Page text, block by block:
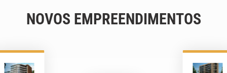
NOVOS EMPREENDIMENTOS